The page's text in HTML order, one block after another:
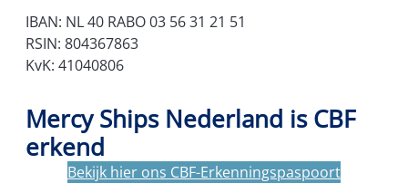
IBAN: NL 40 RABO 03 56 31 21 51
RSIN: 804367863
KvK: 41040806
Mercy Ships Nederland is CBF
erkend
Bekijk hier ons CBF-Erkenningspaspoort